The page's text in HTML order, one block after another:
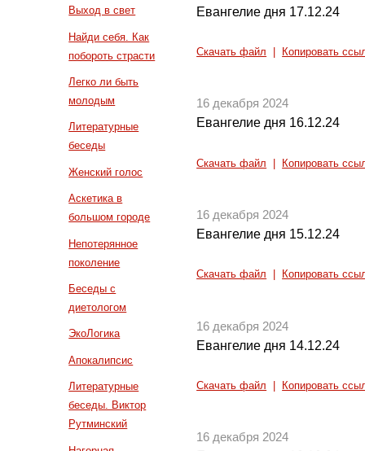
Выход в свет
Найди себя. Как
побороть страсти
Легко ли быть
молодым
Литературные
беседы
Женский голос
Аскетика в
большом городе
Непотерянное
поколение
Беседы с
диетологом
ЭкоЛогика
Апокалипсис
Литературные
беседы. Виктор
Рутминский
Евангелие дня 17.12.24
Скачать файл Копировать
16 декабря 2024
Евангелие дня 16.12.24
Скачать файл Копировать
16 декабря 2024
Евангелие дня 15.12.24
Скачать файл Копировать
16 декабря 2024
Евангелие дня 14.12.24
Скачать файл Копировать
16 декабря 2024